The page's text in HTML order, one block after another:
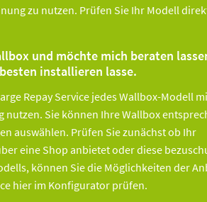
zu nutzen. Prüfen Sie Ihr Modell
und möchte mich beraten
installieren lasse.
Repay Service jedes Wallbox-Modell
nutzen. Sie können Ihre Wallbox
auswählen. Prüfen Sie zunächst ob Ihr
eine Shop anbietet oder diese
können Sie die Möglichkeiten der
hier im Konfigurator prüfen.